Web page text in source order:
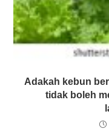
Adakah kebun
tidak boleh